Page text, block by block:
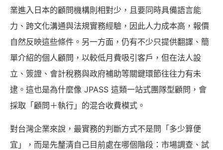
業進入日本的顧問機構則相對少，且要同時具備語言能
力、跨文化溝通與法規實務經驗，因此人力成本高，報價
自然反映這些條件。另一方面，仍有不少只提供翻譯、簡
單介紹的個人顧問，以較低月費吸引客戶，但在法人設
立、簽證、會計稅務與政府補助等關鍵環節往往力有未
逮。這也是為什麼像 JPASS 這類一站式團隊型顧問，會
採取「顧問＋執行」的混合收費模式。
對台灣企業來說，最實務的判斷方式不是問「多少算便
宜」，而是先釐清自己目前處在哪個階段：市場調查、試